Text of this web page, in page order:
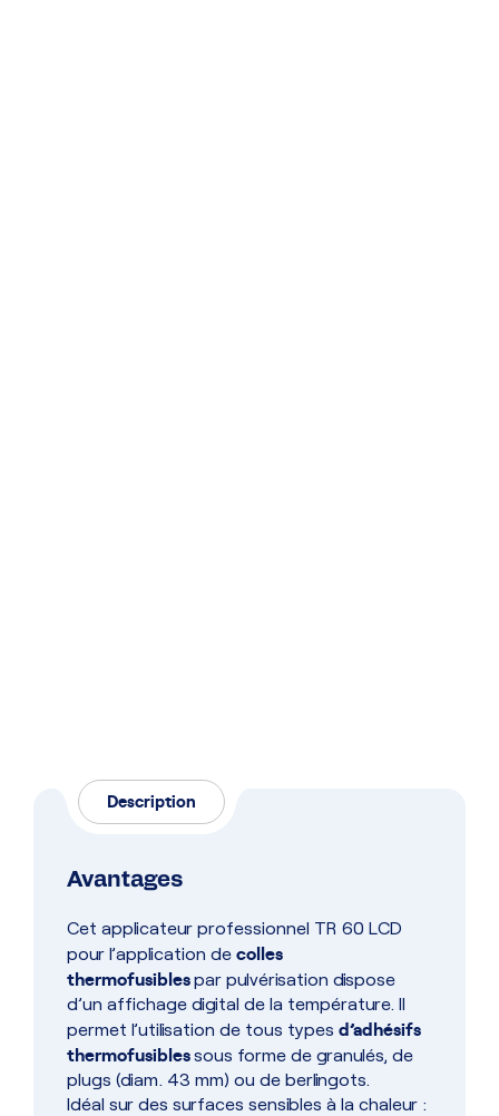
Description
Avantages
Cet applicateur professionnel TR 60 LCD
pour l’application de colles
thermofusiblespar pulvérisation dispose
d’un affichage digital de la température. Il
permet l’utilisation de tous types d’adhésifs
thermofusiblessous forme de granulés, de
plugs (diam. 43 mm) ou de berlingots.
Idéal sur des surfaces sensibles à la chaleur :